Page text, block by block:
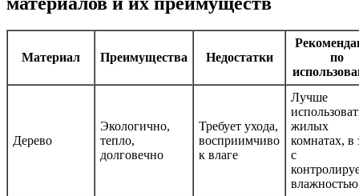
Материал Преимущества Недостатки
по
Дерево
Экологично,
тепло,
долговечно
Требует ухода,
восприимчиво
к влаге
Лучше
жилых
комнатах, в
с
влажностью